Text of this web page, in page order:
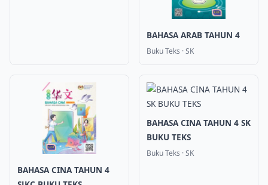
BAHASA ARAB TAHUN 4
Buku Teks ·SK
BAHASA CINA TAHUN 4
BAHASA CINA TAHUN 4 SK
BUKU TEKS
Buku Teks ·SK